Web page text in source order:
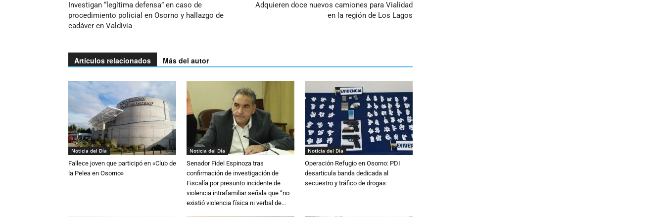
Investigan “legítima defensa” en caso de
procedimiento policial en Osorno y hallazgo de
cadáver en Valdivia
Adquieren doce nuevos camiones para Vialidad
en la región de Los Lagos
Artículos relacionados Más del autor
Noticia del Día
Fallece joven que participó en «Club de
la Pelea en Osorno»
Noticia del Día
Senador Fidel Espinoza tras
confirmación de investigación de
Fiscalía por presunto incidente de
violencia intrafamiliar señala que “no
existió violencia física ni verbal de...
Noticia del Día
Operación Refugio en Osorno: PDI
desarticula banda dedicada al
secuestro y tráfico de drogas